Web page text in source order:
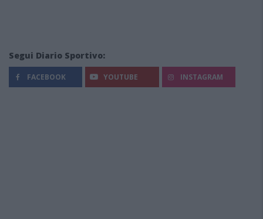
Segui Diario Sportivo:
FACEBOOK YOUTUBE INSTAGRAM